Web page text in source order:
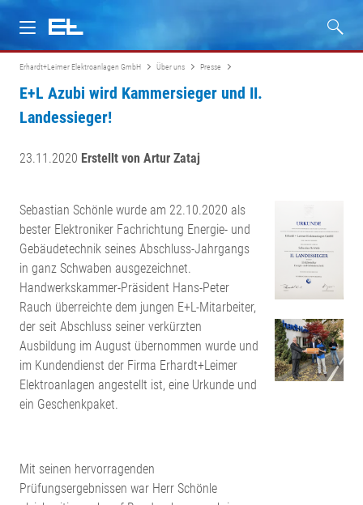
Über uns
Dienstleistungen
Service
Zertifikate
Karriere
Kontakt
Erhardt+Leimer Elektroanlagen GmbH Über uns Presse
E+L Azubi wird Kammersieger und II.
Landessieger!
23.11.2020 Erstellt von Artur Zataj
Sebastian Schönle wurde am 22.10.2020 als
bester Elektroniker Fachrichtung Energie- und
Gebäudetechnik seines Abschluss-Jahrgangs
in ganz Schwaben ausgezeichnet.
Handwerkskammer-Präsident Hans-Peter
Rauch überreichte dem jungen E+L-Mitarbeiter,
der seit Abschluss seiner verkürzten
Ausbildung im August übernommen wurde und
im Kundendienst der Firma Erhardt+Leimer
Elektroanlagen angestellt ist, eine Urkunde und
ein Geschenkpaket.
Mit seinen hervorragenden
Prüfungsergebnissen war Herr Schönle